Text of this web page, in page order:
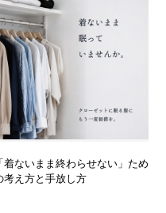
「着ないまま終わらせない」ため
考え方と手放し方